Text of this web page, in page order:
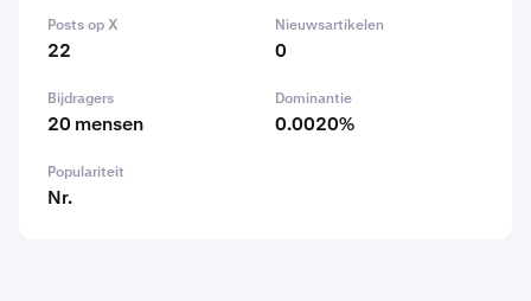
Posts op X
22
Nieuwsartikelen
0
Bijdragers
20 mensen
Dominantie
0.0020%
Populariteit
Nr.